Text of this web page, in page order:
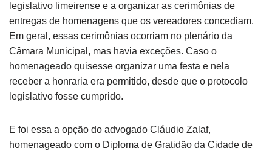
legislativo limeirense e a organizar as cerimônias de
entregas de homenagens que os vereadores concediam.
Em geral, essas cerimônias ocorriam no plenário da
Câmara Municipal, mas havia exceções. Caso o
homenageado quisesse organizar uma festa e nela
receber a honraria era permitido, desde que o protocolo
legislativo fosse cumprido.
E foi essa a opção do advogado Cláudio Zalaf,
homenageado com o Diploma de Gratidão da Cidade de